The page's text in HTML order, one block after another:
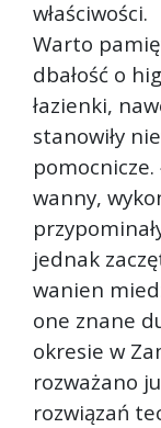
właściwości.
Warto
dbałość o
łazienki,
stanowiły
wanny,
jednak
wanien
one znane
okresie w
rozważano
rozwiązań